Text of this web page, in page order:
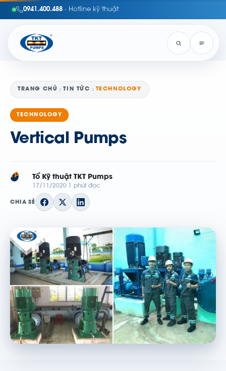
0941.400.488 · Hotline kỹ thuật
TRANG CHỦ TIN TỨC TECHNOLOGY
TECHNOLOGY
Vertical Pumps
TP Tổ Kỹ thuật TKT Pumps
17/11/2020 1 phút đọc
CHIA SẺ